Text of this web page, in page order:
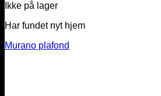
Ikke på lager
Har fundet nyt hjem
Murano plafond